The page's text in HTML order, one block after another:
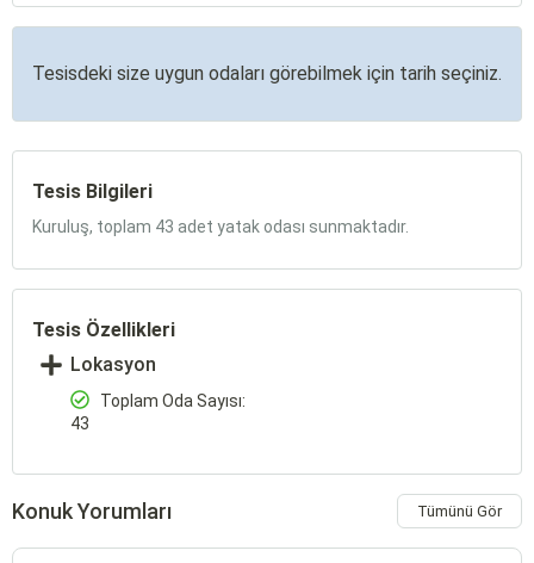
Tesisdeki size uygun odaları görebilmek için tarih seçiniz.
Tesis Bilgileri
Kuruluş, toplam 43 adet yatak odası sunmaktadır.
Tesis Özellikleri
Lokasyon
Toplam Oda Sayısı:
43
Konuk Yorumları Tümünü Gör